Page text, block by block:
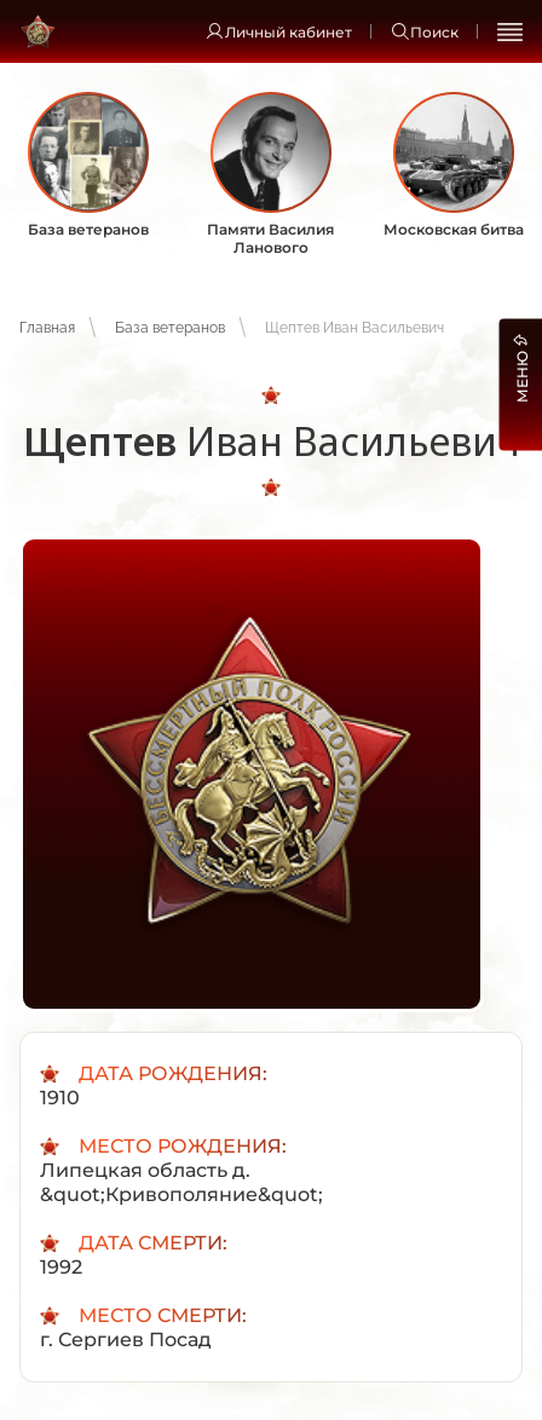
Личный кабинет Поиск
База ветеранов
Памяти Василия
Ланового
Московская битва
Главная База ветеранов Щептев Иван Васильевич
Щептев Иван Васильевич
ДАТА РОЖДЕНИЯ:
1910
МЕСТО РОЖДЕНИЯ:
Липецкая область д.
&quot;Кривополяние&quot;
ДАТА СМЕРТИ:
1992
МЕСТО СМЕРТИ:
г. Сергиев Посад
МЕНЮ